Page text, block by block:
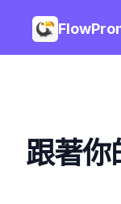
跟著你